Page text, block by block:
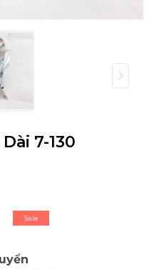
7-130
Sale